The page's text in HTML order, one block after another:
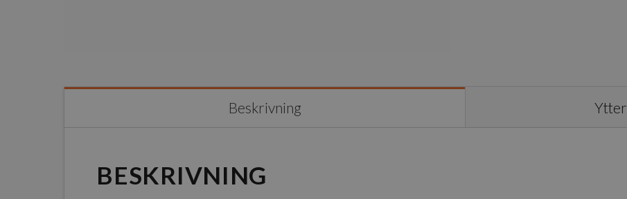
Beskrivning
BESKRIVNING